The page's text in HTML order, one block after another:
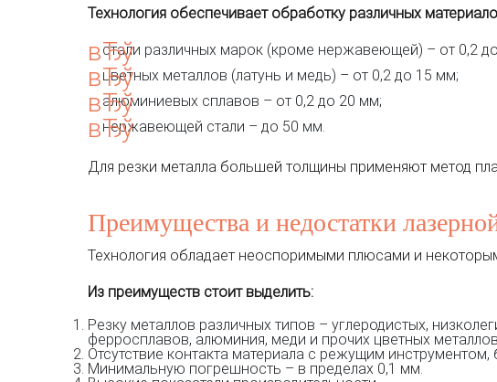
Технология обеспечивает обработку различных
стали различных марок (кроме нержавеющей) – от 0,2
цветных металлов (латунь и медь) – от 0,2 до 15 мм;
алюминиевых сплавов – от 0,2 до 20 мм;
нержавеющей стали – до 50 мм.
Для резки металла большей толщины применяют метод
Преимущества и недостатки
Технология обладает неоспоримыми плюсами и
Из преимуществ стоит выделить:
Резку металлов различных типов – углеродистых,
ферросплавов, алюминия, меди и прочих цветных
Отсутствие контакта материала с режущим инструментом,
Минимальную погрешность – в пределах 0,1 мм.